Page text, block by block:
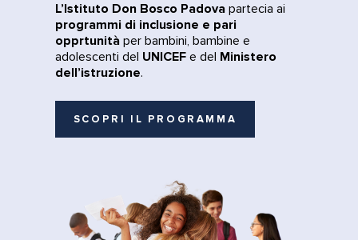
L’Istituto Don Bosco Padova partecia ai
programmi di inclusione e pari
opprtunità per bambini, bambine e
adolescenti del UNICEF e del Ministero
dell’istruzione.
SCOPRI IL PROGRAMMA